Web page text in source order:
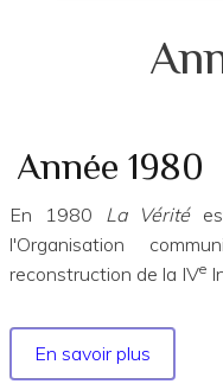
Année 1980
En 1980 La Vérité
l'Organisation
reconstruction de la IVe
En savoir plus